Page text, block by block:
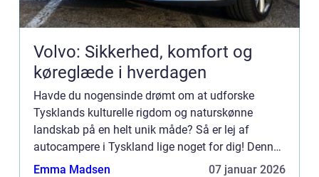
Volvo: Sikkerhed, komfort og
køreglæde i hverdagen
Havde du nogensinde drømt om at udforske
Tysklands kulturelle rigdom og naturskønne
landskab på en helt unik måde? Så er lej af
autocampere i Tyskland lige noget for dig! Denne
artikel vil give dig en grundig og inform...
Emma Madsen 07 januar 2026